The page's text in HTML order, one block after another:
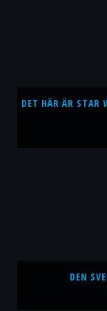
DET HÄR ÄR STAR
DEN